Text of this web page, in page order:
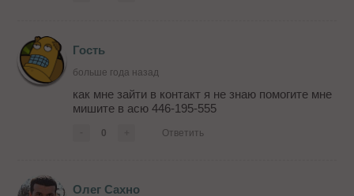
Гость
больше года назад
как мне зайти в контакт я не знаю помогите мне
мишите в асю 446-195-555
0 Ответить
Олег Сахно